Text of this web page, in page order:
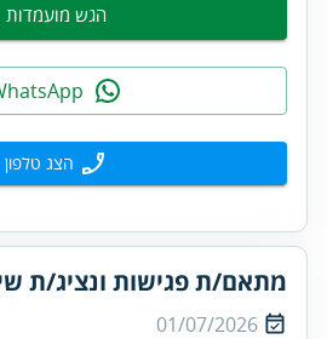
הגש מועמדות
הצג טלפון
מתאם/ת פגישות ונציג/ת
01/07/2026